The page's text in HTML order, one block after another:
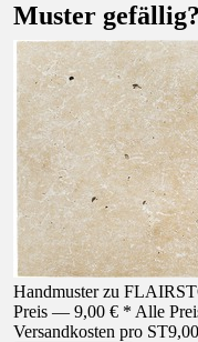
Muster
Handmuster zu
Preis — 9,00 € * Alle
Versandkosten pro ST